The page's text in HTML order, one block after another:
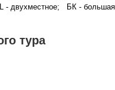
двухместное; БК - большая
тура